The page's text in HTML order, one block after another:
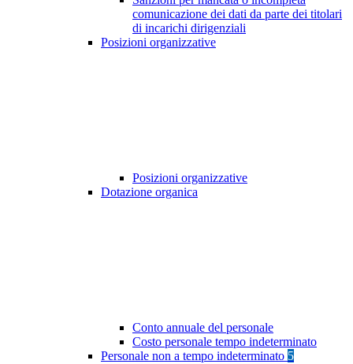
comunicazione dei dati da parte dei titolari
di incarichi dirigenziali
Posizioni organizzative
Posizioni organizzative
Dotazione organica
Conto annuale del personale
Costo personale tempo indeterminato
Personale non a tempo indeterminato 5